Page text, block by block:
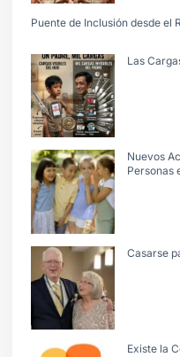
Puente de Inclusión desde el
Las
Nuevos
Personas
Casarse
Existe la